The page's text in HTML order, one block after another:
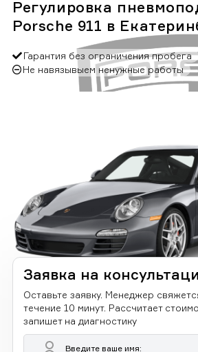
Регулировка
Porsche 911 в
Гарантия без ограничения пробега
Не навязывыем ненужные работы
Заявка на
Оставьте заявку. Менеджер
течение 10 минут. Рассчитает
запишет на диагностику